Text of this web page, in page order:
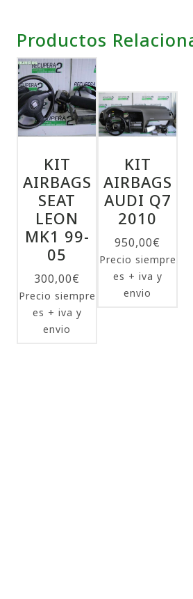
Productos
KIT
AIRBAGS
SEAT
LEON
MK1 99-
05
300,00€
Precio siempre
es + iva y
envio
KIT
AIRBAGS
AUDI Q7
2010
950,00€
Precio siempre
es + iva y
envio